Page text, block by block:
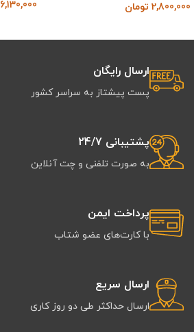
2,800,000 تومان 6,130,000
ارسال رایگان
پست پیشتاز به سراسر کشور
پشتیبانی 24/7
به صورت تلفنی و چت آنلاین
پرداخت ایمن
با کارت‌های عضو شتاب
ارسال سریع
ارسال حداکثر طی دو روز کاری